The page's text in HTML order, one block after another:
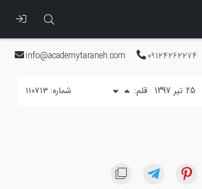
09124262274
info@academytaraneh.com
25 تیر 1397 قلم: شماره: ۱۱۰۷۱۳